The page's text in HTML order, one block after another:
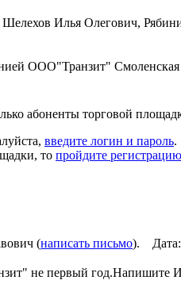
Илья Олегович,
ООО"Транзит" Смоленская
абоненты торговой
введите логин и пароль.
то пройдите регистрацию
(написать письмо). Дата:
не первый год.Напишите